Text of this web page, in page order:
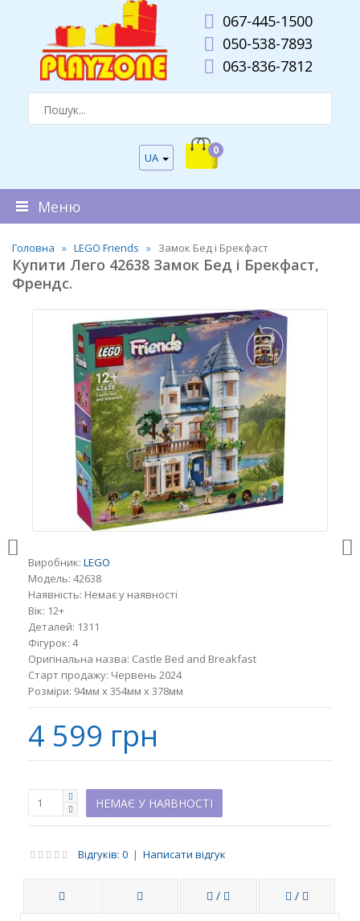
067-445-1500
050-538-7893
063-836-7812
UA
0
Меню
Головна LEGO Friends Замок Бед і Брекфаст
Купити Лего 42638 Замок Бед і Брекфаст,
Френдс.
Виробник: LEGO
Модель: 42638
Наявність: Немає у наявності
Вік: 12+
Деталей: 1311
Фігурок: 4
Оригінальна назва: Castle Bed and Breakfast
Старт продажу: Червень 2024
Розміри: 94мм x 354мм x 378мм
4 599 грн
НЕМАЄ У НАЯВНОСТІ
Відгуків: 0 | Написати відгук
/ /